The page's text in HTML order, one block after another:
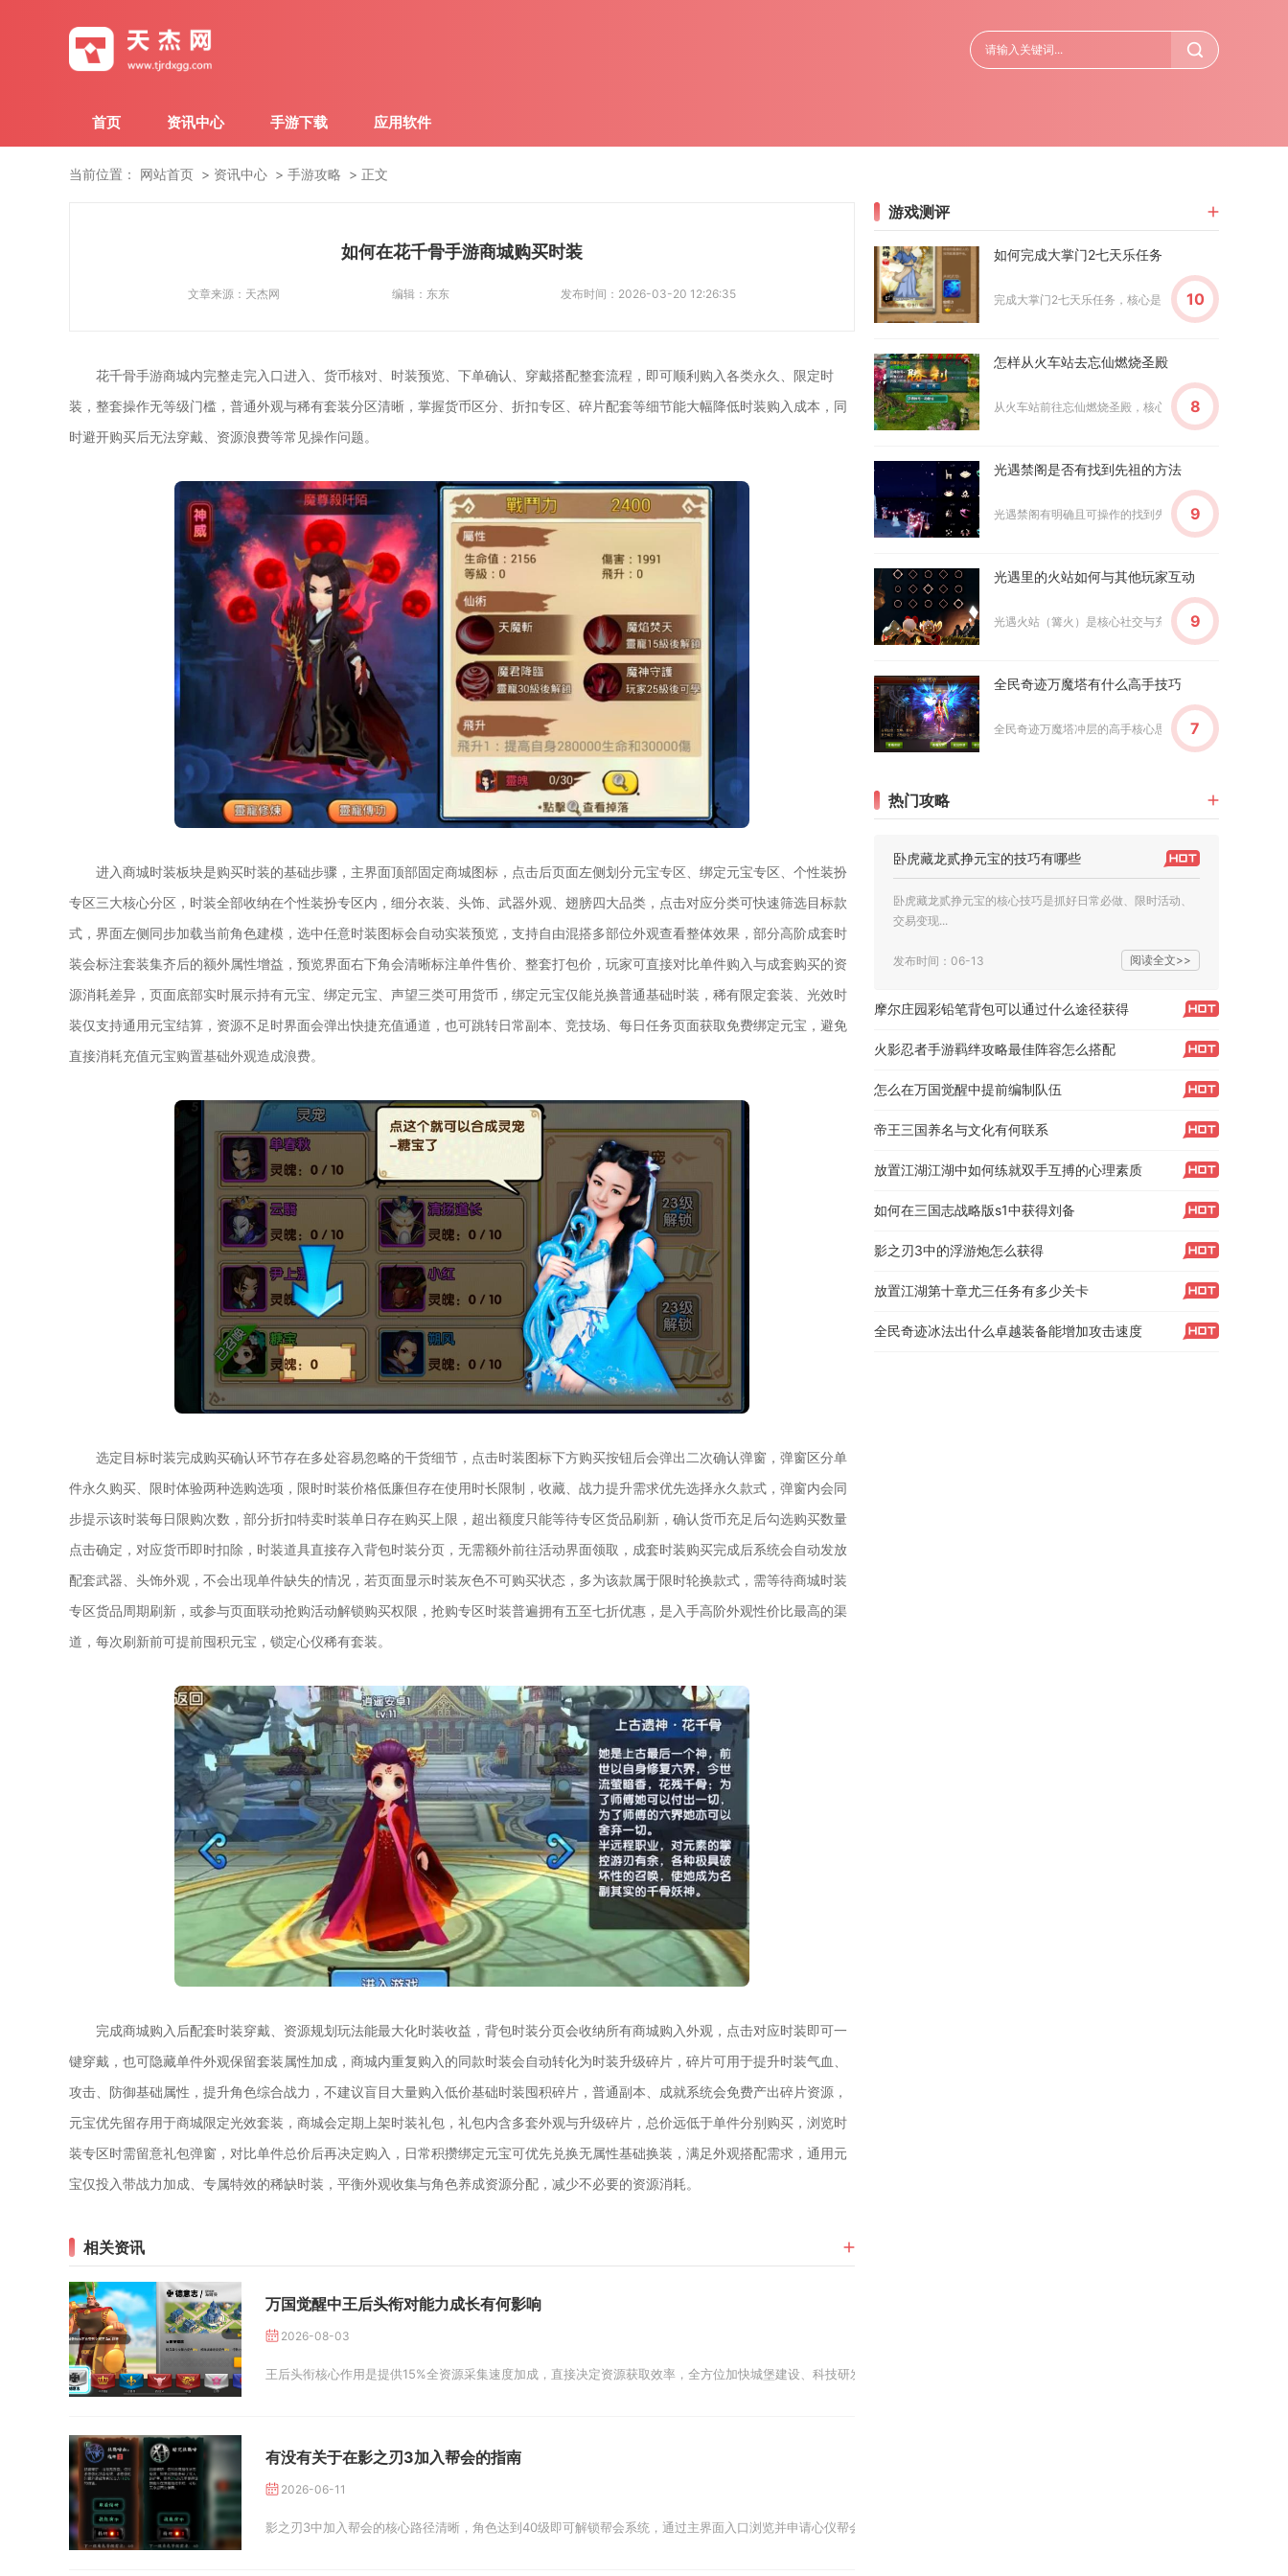
首页 资讯中心 手游下载 应用软件
当前位置： 网站首页 资讯中心 手游攻略 正文
如何在花千骨手游商城购买时装
文章来源： 天杰网 编辑： 东东 发布时间： 2026-03-20 12:26:35
花千骨手游商城内完整走完入口进入、货币核对、时装预览、下单确认、穿戴搭配整套流程，即可顺利购入各类永久、限定时
装，整套操作无等级门槛，普通外观与稀有套装分区清晰，掌握货币区分、折扣专区、碎片配套等细节能大幅降低时装购入成本，同
时避开购买后无法穿戴、资源浪费等常见操作问题。
进入商城时装板块是购买时装的基础步骤，主界面顶部固定商城图标，点击后页面左侧划分元宝专区、绑定元宝专区、个性装扮
专区三大核心分区，时装全部收纳在个性装扮专区内，细分衣装、头饰、武器外观、翅膀四大品类，点击对应分类可快速筛选目标款
式，界面左侧同步加载当前角色建模，选中任意时装图标会自动实装预览，支持自由混搭多部位外观查看整体效果，部分高阶成套时
装会标注套装集齐后的额外属性增益，预览界面右下角会清晰标注单件售价、整套打包价，玩家可直接对比单件购入与成套购买的资
源消耗差异，页面底部实时展示持有元宝、绑定元宝、声望三类可用货币，绑定元宝仅能兑换普通基础时装，稀有限定套装、光效时
装仅支持通用元宝结算，资源不足时界面会弹出快捷充值通道，也可跳转日常副本、竞技场、每日任务页面获取免费绑定元宝，避免
直接消耗充值元宝购置基础外观造成浪费。
选定目标时装完成购买确认环节存在多处容易忽略的干货细节，点击时装图标下方购买按钮后会弹出二次确认弹窗，弹窗区分单
件永久购买、限时体验两种选购选项，限时时装价格低廉但存在使用时长限制，收藏、战力提升需求优先选择永久款式，弹窗内会同
步提示该时装每日限购次数，部分折扣特卖时装单日存在购买上限，超出额度只能等待专区货品刷新，确认货币充足后勾选购买数量
点击确定，对应货币即时扣除，时装道具直接存入背包时装分页，无需额外前往活动界面领取，成套时装购买完成后系统会自动发放
配套武器、头饰外观，不会出现单件缺失的情况，若页面显示时装灰色不可购买状态，多为该款属于限时轮换款式，需等待商城时装
专区货品周期刷新，或参与页面联动抢购活动解锁购买权限，抢购专区时装普遍拥有五至七折优惠，是入手高阶外观性价比最高的渠
道，每次刷新前可提前囤积元宝，锁定心仪稀有套装。
完成商城购入后配套时装穿戴、资源规划玩法能最大化时装收益，背包时装分页会收纳所有商城购入外观，点击对应时装即可一
键穿戴，也可隐藏单件外观保留套装属性加成，商城内重复购入的同款时装会自动转化为时装升级碎片，碎片可用于提升时装气血、
攻击、防御基础属性，提升角色综合战力，不建议盲目大量购入低价基础时装囤积碎片，普通副本、成就系统会免费产出碎片资源，
元宝优先留存用于商城限定光效套装，商城会定期上架时装礼包，礼包内含多套外观与升级碎片，总价远低于单件分别购买，浏览时
装专区时需留意礼包弹窗，对比单件总价后再决定购入，日常积攒绑定元宝可优先兑换无属性基础换装，满足外观搭配需求，通用元
宝仅投入带战力加成、专属特效的稀缺时装，平衡外观收集与角色养成资源分配，减少不必要的资源消耗。
相关资讯
万国觉醒中王后头衔对能力成长有何影响
2026-08-03
王后头衔核心作用是提供15%全资源采集速度加成，直接决定资源获取效率，全方位加快城堡建设、科技研发、军队训练等所有成长环节，是偏向发育型玩家最重要的王国头衔之一。这
有没有关于在影之刃3加入帮会的指南
2026-06-11
影之刃3中加入帮会的核心路径清晰，角色达到40级即可解锁帮会系统，通过主界面入口浏览并申请心仪帮会，审核通过后便能解锁帮会商店、突袭、科技等核心养成与社交玩法，是中
游戏测评
如何完成大掌门2七天乐任务
完成大掌门2七天乐任务，核心是围绕每日目标高效分配
10
怎样从火车站去忘仙燃烧圣殿
从火车站前往忘仙燃烧圣殿，核心是先通过主城传送至燃
8
光遇禁阁是否有找到先祖的方法
光遇禁阁有明确且可操作的找到先祖的方法，掌握楼层分
9
光遇里的火站如何与其他玩家互动
光遇火站（篝火）是核心社交与充能道具，互动核心是共
9
全民奇迹万魔塔有什么高手技巧
全民奇迹万魔塔冲层的高手核心思路是放弃全自动挂机，
7
热门攻略
卧虎藏龙贰挣元宝的技巧有哪些
卧虎藏龙贰挣元宝的核心技巧是抓好日常必做、限时活动、
交易变现...
发布时间：06-13 阅读全文>>
摩尔庄园彩铅笔背包可以通过什么途径获得
火影忍者手游羁绊攻略最佳阵容怎么搭配
怎么在万国觉醒中提前编制队伍
帝王三国养名与文化有何联系
放置江湖江湖中如何练就双手互搏的心理素质
如何在三国志战略版s1中获得刘备
影之刃3中的浮游炮怎么获得
放置江湖第十章尤三任务有多少关卡
全民奇迹冰法出什么卓越装备能增加攻击速度